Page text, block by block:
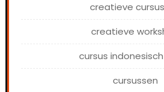
creatieve
creatieve
cursus
cursussen